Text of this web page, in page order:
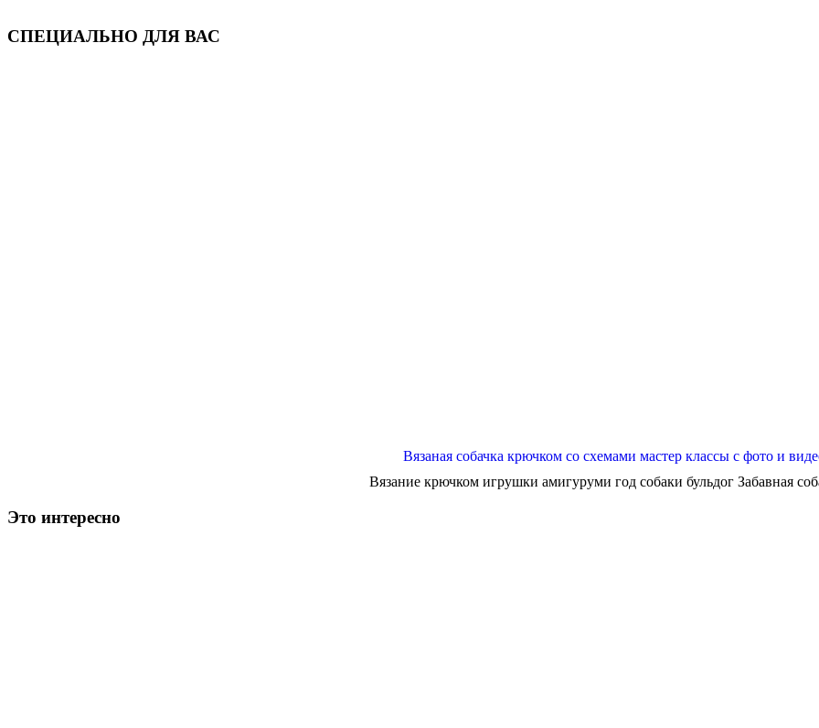
СПЕЦИАЛЬНО ДЛЯ ВАС
Вязаная собачка крючком со схемами мастер классы с фото и
Вязание крючком игрушки амигуруми год собаки бульдог Забавная
Это интересно